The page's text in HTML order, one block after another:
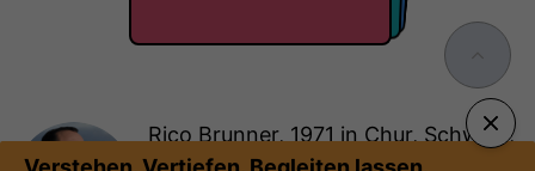
Rico Brunner, 1971 in Chur, Schweiz,
geboren.